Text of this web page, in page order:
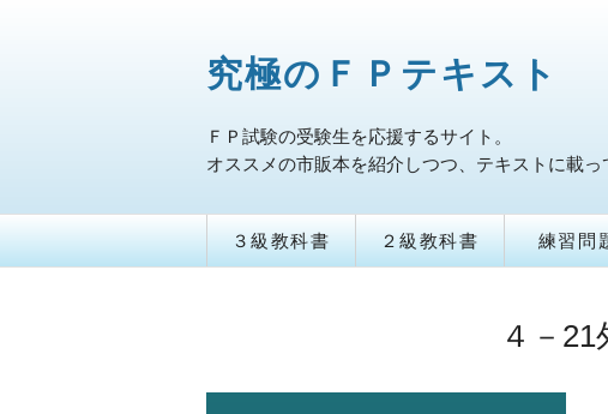
究極のＦＰテキスト
ＦＰ試験の受験生を応援するサイト。
オススメの市販本を紹介しつつ、テキストに載
３級教科書 ２級教科書 練習問
４－